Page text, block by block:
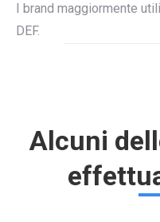
I brand maggiormente
DEF.
Alcuni